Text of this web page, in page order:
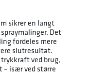
sikrer en langt
Det
fordeles mere
slutresultat.
ved brug,
– især ved større